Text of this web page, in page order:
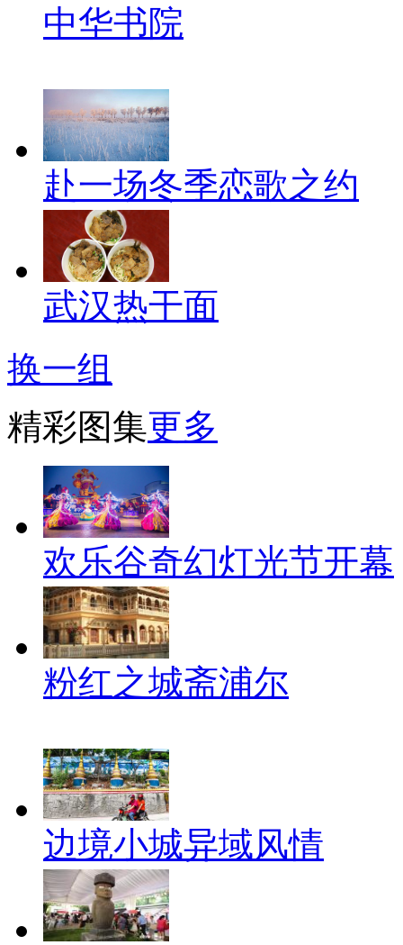
中华书院
赴一场冬季恋歌之约
武汉热干面
换一组
精彩图集更多
欢乐谷奇幻灯光节开幕
粉红之城斋浦尔
边境小城异域风情